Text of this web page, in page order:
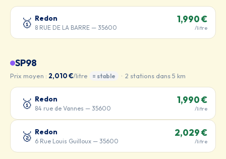
🥇 Redon
8 RUE DE LA BARRE — 35600
1,990 €
/litre
SP98
Prix moyen : 2,010 €/litre = stable · 2 stations dans 5 km
🥇 Redon
84 rue de Vannes — 35600
1,990 €
/litre
🥈 Redon
6 Rue Louis Guilloux — 35600
2,029 €
/litre